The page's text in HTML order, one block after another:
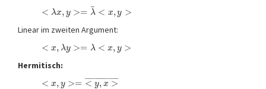
< λx, y >= λ
¯ < x, y >
Linear im zweiten Argument:
< x, λy >= λ < x, y >
Hermitisch:
< x, y >= < y, x >
¯ ¯
¯¯¯¯¯¯¯¯¯¯¯¯¯¯¯¯